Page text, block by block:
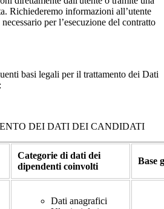
Richiederemo informazioni all’utente
per l’esecuzione del contratto
basi legali per il trattamento dei Dati
DEI DATI DEI CANDIDATI
Categorie di dati dei
dipendenti coinvolti
Base
Dati anagrafici